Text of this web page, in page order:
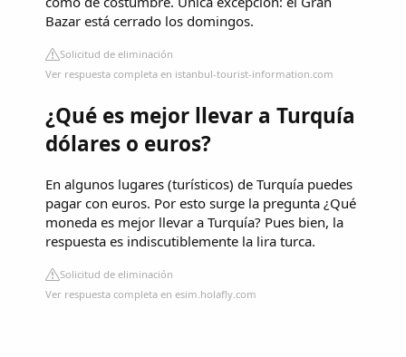
Bazar está cerrado los domingos.
Solicitud de eliminación
Ver respuesta completa en istanbul-tourist-information.com
¿Qué es mejor llevar a Turquía
dólares o euros?
En algunos lugares (turísticos) de Turquía puedes
pagar con euros. Por esto surge la pregunta ¿Qué
moneda es mejor llevar a Turquía? Pues bien, la
respuesta es indiscutiblemente la lira turca.
Solicitud de eliminación
Ver respuesta completa en esim.holafly.com